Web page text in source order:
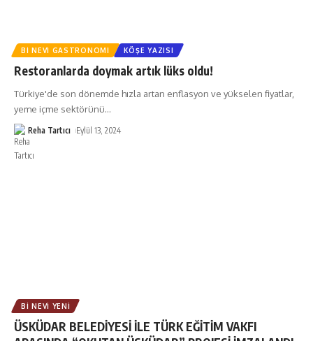
BI NEVI GASTRONOMI KÖŞE YAZISI
Restoranlarda doymak artık lüks oldu!
Türkiye'de son dönemde hızla artan enflasyon ve yükselen fiyatlar,
yeme içme sektörünü…
Reha Tartıcı Eylül 13, 2024
BI NEVI YENI
ÜSKÜDAR BELEDİYESİ İLE TÜRK EĞİTİM VAKFI